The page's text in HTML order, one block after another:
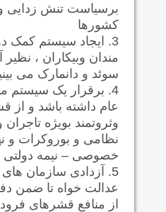
برسیاست تنش زدایی و
کشورها
3. ایجاد سیستم کمک
مندان وبیکاران ،
سوئد و دانمارک می
4. برقرار یک سیستم
عام داشته باشد و از
وثروتمند بویژه
نظامی و بوروکرات و
خصوصی – نیمه دولتی
5. آزدادی سازمان
عدالت خواه تا ضمن
از منافع قشرهای